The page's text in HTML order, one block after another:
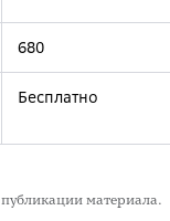
680
Бесплатно
материала.